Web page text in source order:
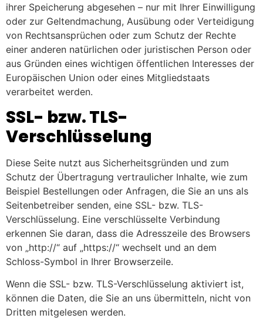
ihrer Speicherung abgesehen – nur mit Ihrer Einwilligung
oder zur Geltendmachung, Ausübung oder Verteidigung
von Rechtsansprüchen oder zum Schutz der Rechte
einer anderen natürlichen oder juristischen Person oder
aus Gründen eines wichtigen öffentlichen Interesses der
Europäischen Union oder eines Mitgliedstaats
verarbeitet werden.
SSL- bzw. TLS-
Verschlüsselung
Diese Seite nutzt aus Sicherheitsgründen und zum
Schutz der Übertragung vertraulicher Inhalte, wie zum
Beispiel Bestellungen oder Anfragen, die Sie an uns als
Seitenbetreiber senden, eine SSL- bzw. TLS-
Verschlüsselung. Eine verschlüsselte Verbindung
erkennen Sie daran, dass die Adresszeile des Browsers
von „http://“ auf „https://“ wechselt und an dem
Schloss-Symbol in Ihrer Browserzeile.
Wenn die SSL- bzw. TLS-Verschlüsselung aktiviert ist,
können die Daten, die Sie an uns übermitteln, nicht von
Dritten mitgelesen werden.